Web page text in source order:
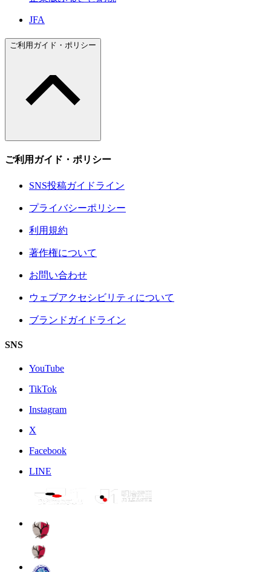
JFA
ご利用ガイド・ポリシー
ご利用ガイド・ポリシー
SNS投稿ガイドライン
プライバシーポリシー
利用規約
著作権について
お問い合わせ
ウェブアクセシビリティについて
ブランドガイドライン
SNS
YouTube
TikTok
Instagram
X
Facebook
LINE